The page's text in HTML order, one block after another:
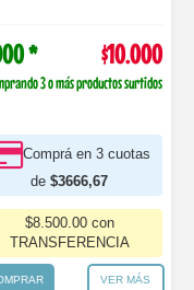
* $10.000
3 o más productos surtidos
Comprá en 3 cuotas
de $3666,67
$8.500.00 con
TRANSFERENCIA
VER MÁS